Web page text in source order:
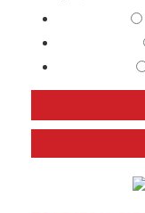
Πότε
εκλογές